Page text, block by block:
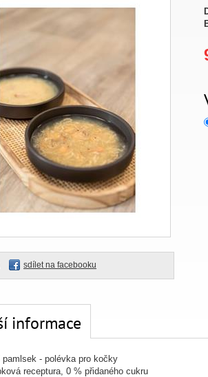
sdílet na facebooku
informace
pamlsek - polévka pro kočky
receptura, 0 % přidaného cukru